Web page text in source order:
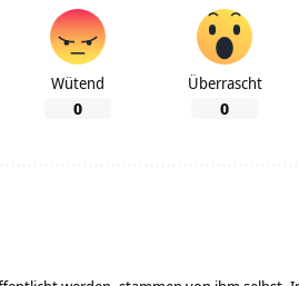
Wütend
0
Überrascht
0